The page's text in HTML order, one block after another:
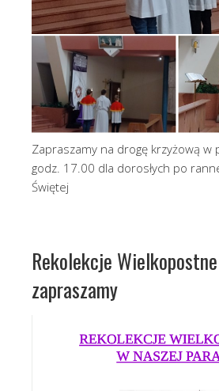
Zapraszamy na drogę krzyżową w
godz. 17.00 dla dorosłych po
Świętej
Rekolekcje
zapraszamy